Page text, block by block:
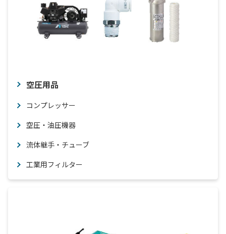
空圧用品
コンプレッサー
空圧・油圧機器
流体継手・チューブ
工業用フィルター